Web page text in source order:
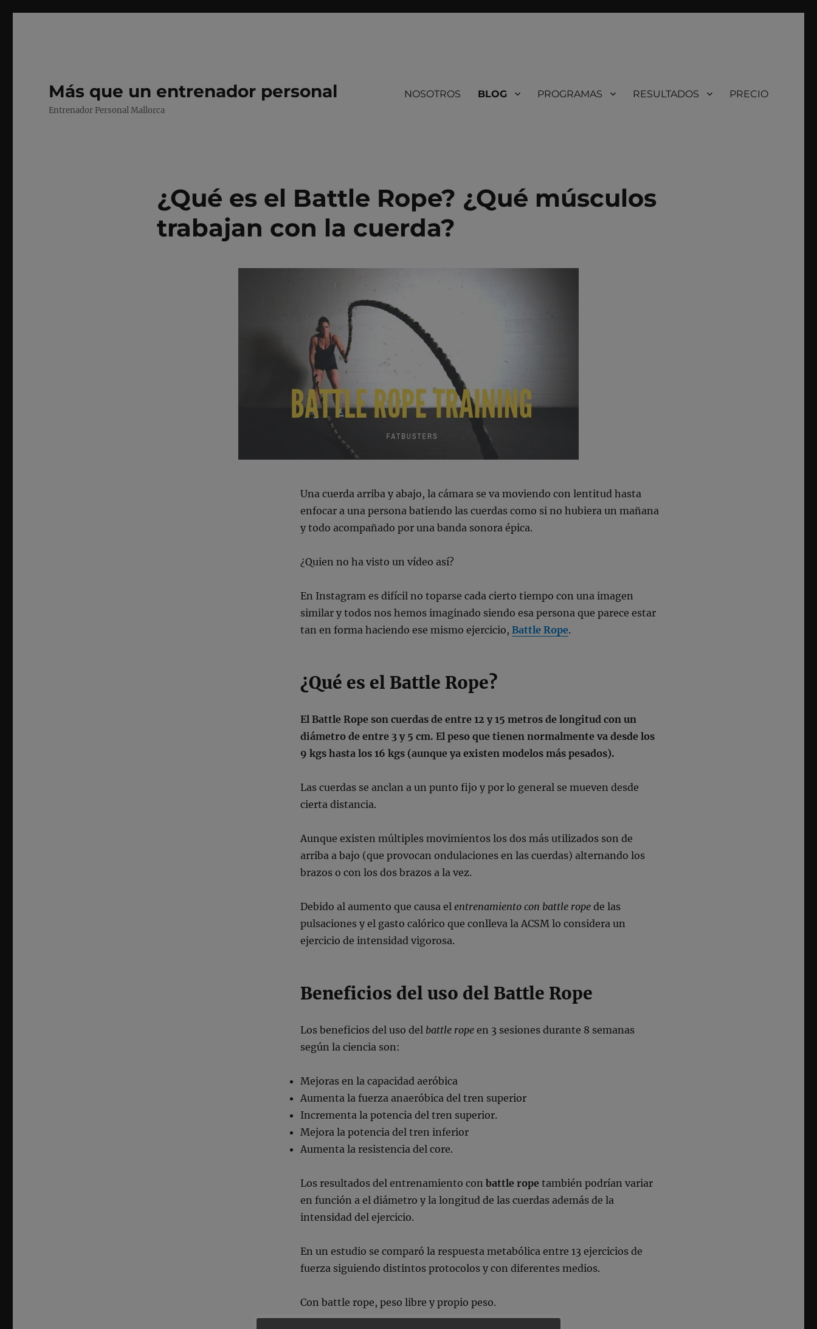
Más que un entrenador personal
Entrenador Personal Mallorca
NOSOTROS BLOG PROGRAMAS RESULTADOS PRECIO
¿Qué es el Battle Rope? ¿Qué músculos
trabajan con la cuerda?
Una cuerda arriba y abajo, la cámara se va moviendo con lentitud hasta
enfocar a una persona batiendo las cuerdas como si no hubiera un mañana
y todo acompañado por una banda sonora épica.
¿Quien no ha visto un vídeo así?
En Instagram es difícil no toparse cada cierto tiempo con una imagen
similar y todos nos hemos imaginado siendo esa persona que parece estar
tan en forma haciendo ese mismo ejercicio,Battle Rope.
¿Qué es el Battle Rope?
El Battle Rope son cuerdas de entre 12 y 15 metros de longitud con un
diámetro de entre 3 y 5 cm. El peso que tienen normalmente va desde los
9 kgs hasta los 16 kgs (aunque ya existen modelos más pesados).
Las cuerdas se anclan a un punto fijo y por lo general se mueven desde
cierta distancia.
Aunque existen múltiples movimientos los dos más utilizados son de
arriba a bajo (que provocan ondulaciones en las cuerdas) alternando los
brazos o con los dos brazos a la vez.
Debido al aumento que causa elentrenamiento con battle rope de las
pulsaciones y el gasto calórico que conlleva la ACSM lo considera un
ejercicio de intensidad vigorosa.
Beneficios del uso del Battle Rope
Los beneficios del uso del battle rope en 3 sesiones durante 8 semanas
según la ciencia son:
Mejoras en la capacidad aeróbica
Aumenta la fuerza anaeróbica del tren superior
Incrementa la potencia del tren superior.
Mejora la potencia del tren inferior
Aumenta la resistencia del core.
Los resultados del entrenamiento conbattle rope también podrían variar
en función a el diámetro y la longitud de las cuerdas además de la
intensidad del ejercicio.
En un estudio se comparó la respuesta metabólica entre 13 ejercicios de
fuerza siguiendo distintos protocolos y con diferentes medios.
Con battle rope, peso libre y propio peso.